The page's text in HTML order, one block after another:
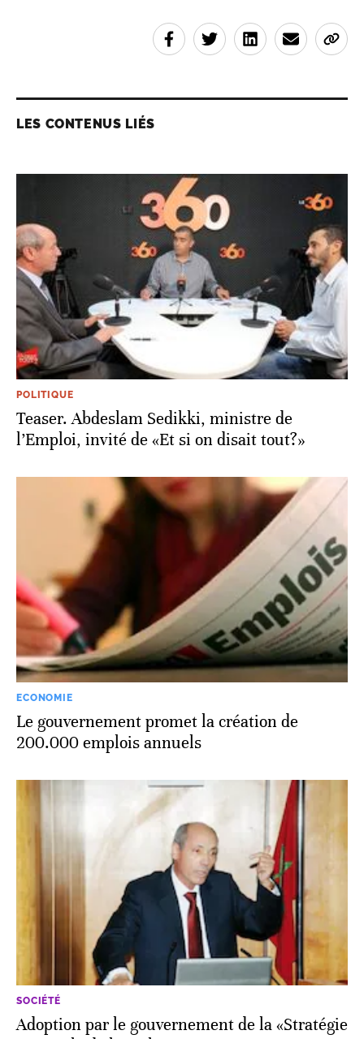
LES CONTENUS LIÉS
POLITIQUE
Teaser. Abdeslam Sedikki, ministre de
l’Emploi, invité de «Et si on disait tout?»
ECONOMIE
Le gouvernement promet la création de
200.000 emplois annuels
SOCIÉTÉ
Adoption par le gouvernement de la «Stratégie